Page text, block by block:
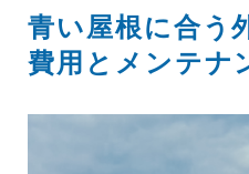
青い屋根に合う
費用とメンテナ